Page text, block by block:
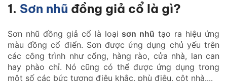
1. Sơn nhũ đồng giả cổ là gì?
Sơn nhũ đồng giả cổ là loại sơn nhũ tạo ra hiệu ứng
màu đồng cổ điển. Sơn được ứng dụng chủ yếu trên
các công trình như cổng, hàng rào, cửa nhà, lan can
hay phào chỉ. Nó cũng có thể được ứng dụng trong
một số các bức tượng điêu khắc, phù điêu, cột nhà....